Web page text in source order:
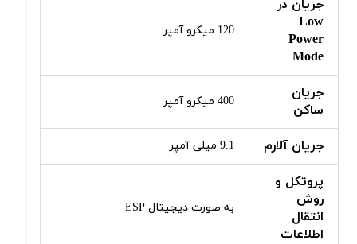
جریان در
Low
Power
Mode
120 میکرو آمپر
جریان
ساکن
400 میکرو آمپر
جریان آلارم 9.1 میلی آمپر
پروتکل و
روش
انتقال
اطلاعات
به صورت دیجیتال ESP